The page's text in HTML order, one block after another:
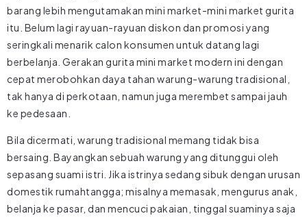
barang lebih mengutamakan mini market-mini market gurita
itu. Belum lagi rayuan-rayuan diskon dan promosi yang
seringkali menarik calon konsumen untuk datang lagi
berbelanja. Gerakan gurita mini market modern ini dengan
cepat merobohkan daya tahan warung-warung tradisional,
tak hanya di perkotaan, namun juga merembet sampai jauh
ke pedesaan.
Bila dicermati, warung tradisional memang tidak bisa
bersaing. Bayangkan sebuah warung yang ditunggui oleh
sepasang suami istri. Jika istrinya sedang sibuk dengan urusan
domestik rumahtangga; misalnya memasak, mengurus anak,
belanja ke pasar, dan mencuci pakaian, tinggal suaminya saja